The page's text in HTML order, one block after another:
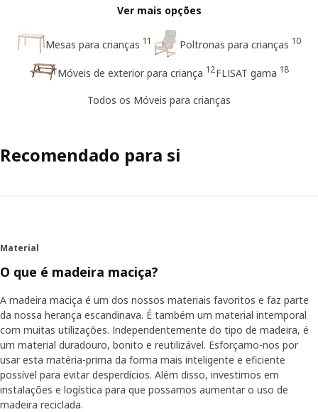
Ver mais opções
Mesas para crianças 11 Poltronas para crianças 10
Móveis de exterior para criança 12FLISAT gama 18
Todos os Móveis para crianças
Recomendado para si
Material
O que é madeira maciça?
A madeira maciça é um dos nossos materiais favoritos e faz parte
da nossa herança escandinava. É também um material intemporal
com muitas utilizações. Independentemente do tipo de madeira, é
um material duradouro, bonito e reutilizável. Esforçamo-nos por
usar esta matéria-prima da forma mais inteligente e eficiente
possível para evitar desperdícios. Além disso, investimos em
instalações e logística para que possamos aumentar o uso de
madeira reciclada.